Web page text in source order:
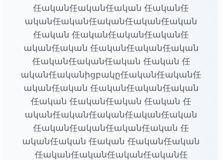
任ական任ական任ական 任ական任
ական任ական任ական任ական任ական
任ական 任ական任ական任ական任
ական任ական 任ական任ական任ական
任ական任ական任ական 任ական 任
ական任ականիցբակը任ական任ական任
ական任ական 任ական任ական任ական
任ական 任ական任ական 任ական 任
ական任ական任ական任ական任ական
任ական任ական任ական任ական 任
ական任ական 任ական 任ական任ական
任ական任ական任ական任ական任